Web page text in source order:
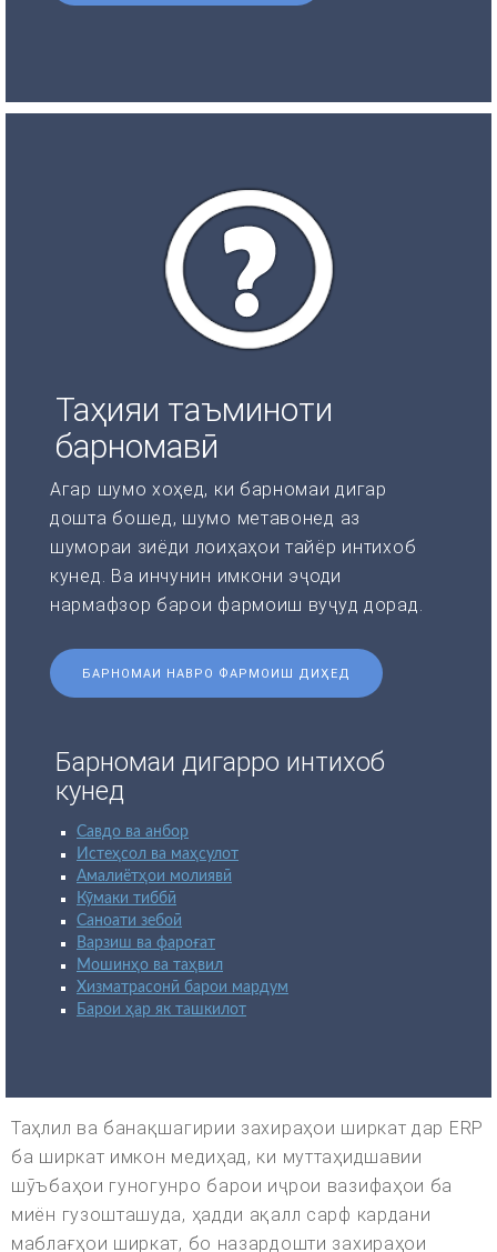
Таҳияи таъминоти
барномавӣ
Агар шумо хоҳед, ки барномаи дигар
дошта бошед, шумо метавонед аз
шумораи зиёди лоиҳаҳои тайёр интихоб
кунед. Ва инчунин имкони эҷоди
нармафзор барои фармоиш вуҷуд дорад.
БАРНОМАИ НАВРО ФАРМОИШ ДИҲЕД
Барномаи дигарро интихоб
кунед
Савдо ва анбор
Истеҳсол ва маҳсулот
Амалиётҳои молиявӣ
Кӯмаки тиббӣ
Саноати зебоӣ
Варзиш ва фароғат
Мошинҳо ва таҳвил
Хизматрасонӣ барои мардум
Барои ҳар як ташкилот
Таҳлил ва банақшагирии захираҳои ширкат дар ERP
ба ширкат имкон медиҳад, ки муттаҳидшавии
шӯъбаҳои гуногунро барои иҷрои вазифаҳои ба
миён гузошташуда, ҳадди ақалл сарф кардани
маблағҳои ширкат, бо назардошти захираҳои